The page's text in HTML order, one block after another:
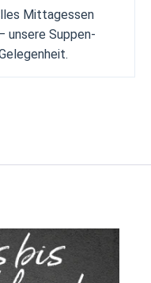
Mittagessen
unsere Suppen-